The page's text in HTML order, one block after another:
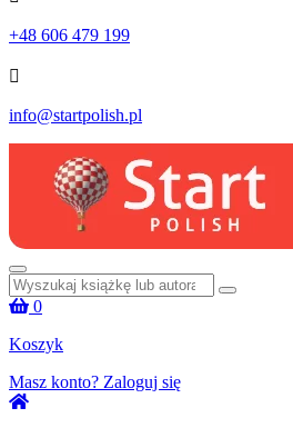
+48 606 479 199
info@startpolish.pl
Szukaj:
0
Koszyk
Masz konto? Zaloguj się